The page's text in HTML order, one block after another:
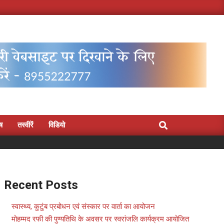
तस्वीरें विडियो Search
Recent Posts
स्वास्थ्य, कुटुंब प्रबोधन एवं संस्कार पर वार्ता का आयोजन
मोहम्मद रफी की पुण्यतिथि के अवसर पर स्वरांजलि कार्यक्रम आयोजित